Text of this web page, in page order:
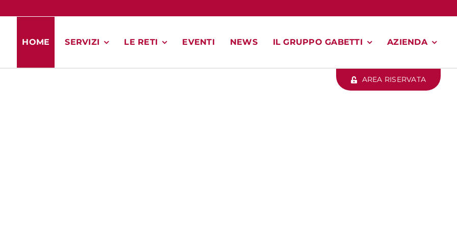
HOME
SERVIZI LE RETI EVENTI NEWS IL GRUPPO GABETTI AZIENDA
AREA RISERVATA